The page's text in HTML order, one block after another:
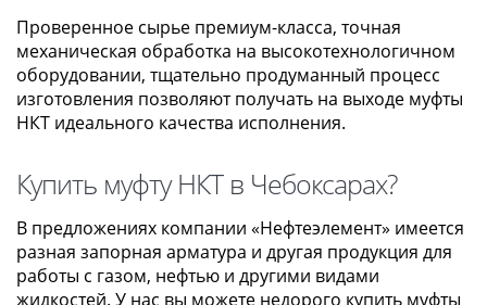
Проверенное сырье премиум-класса, точная
механическая обработка на высокотехнологичном
оборудовании, тщательно продуманный процесс
изготовления позволяют получать на выходе муфты
НКТ идеального качества исполнения.
Купить муфту НКТ в Чебоксарах?
В предложениях компании «Нефтеэлемент» имеется
разная запорная арматура и другая продукция для
работы с газом, нефтью и другими видами
жидкостей. У нас вы можете недорого купить муфты